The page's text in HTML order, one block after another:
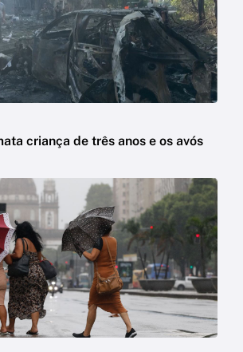
criança de três anos e os avós